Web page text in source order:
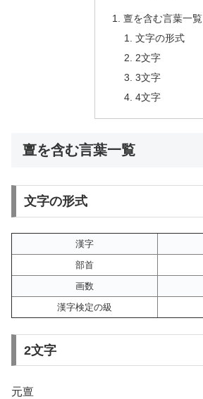
亶を含む言葉一覧
文字の形式
2文字
3文字
4文字
亶を含む言葉一覧
文字の形式
漢字
部首
画数
漢字検定の級
2文字
元亶